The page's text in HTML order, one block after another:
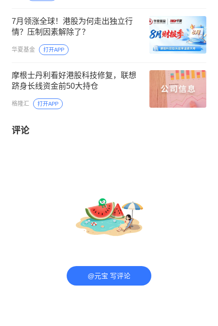
7月领涨全球！港股为何走出独立行
情？压制因素解除了？
华夏基金 打开APP
摩根士丹利看好港股科技修复，联想
跻身长线资金前50大持仓
格隆汇 打开APP
评论
@元宝 写评论